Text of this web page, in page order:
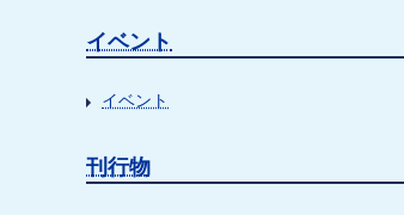
イベント
イベント
刊行物